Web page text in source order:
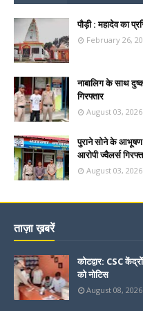
पौड़ी : महादेव का
February 26,
नाबालिग के साथ
गिरफ्तार
August 03, 2026
पुराने सोने के आभूषण
आरोपी ज्वैलर्स
August 03, 2026
ताज़ा ख़बरें
कोटद्वार: CSC
को नोटिस
August 08, 2026